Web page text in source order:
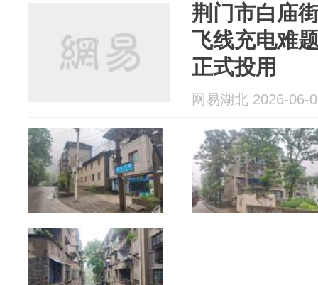
荆门市白庙
飞线充电难
正式投用
网易湖北 2026-06-